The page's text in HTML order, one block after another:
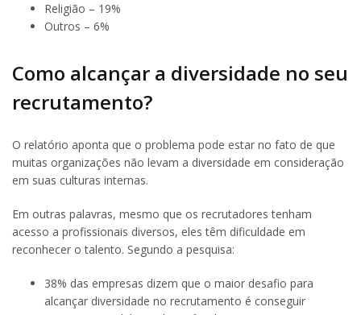
Religião – 19%
Outros – 6%
Como alcançar a diversidade no seu
recrutamento?
O relatório aponta que o problema pode estar no fato de que
muitas organizações não levam a diversidade em consideração
em suas culturas internas.
Em outras palavras, mesmo que os recrutadores tenham
acesso a profissionais diversos, eles têm dificuldade em
reconhecer o talento. Segundo a pesquisa:
38% das empresas dizem que o maior desafio para
alcançar diversidade no recrutamento é conseguir